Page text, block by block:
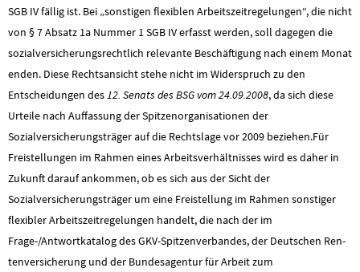
SGB IV fällig ist. Bei „sonstigen flexiblen Arbeitszeitregelungen“, die nicht
von § 7 Absatz 1a Nummer 1 SGB IV erfasst werden, soll dagegen die
sozial­versicherungsrechtlich relevante Beschäftigung nach einem Monat
en­den. Diese Rechtsansicht stehe nicht im Widerspruch zu den
Entscheidungen des12. Senats des BSG vom 24.09.2008, da sich diese
Urteile nach Auffassung der Spitzenorganisationen der
Sozialversicherungsträger auf die Rechtslage vor 2009 beziehen.Für
Freistellungen im Rahmen eines Arbeitsverhältnisses wird es daher in
Zukunft darauf ankommen, ob es sich aus der Sicht der
Sozialversicherungsträger um eine Freistellung im Rahmen sonstiger
flexibler Arbeitszeitregelungen handelt, die nach der im
Frage-/Antwortkatalog des GKV-Spitzenverbandes, der Deutschen Ren­
tenversicherung und der Bundesagentur für Arbeit zum